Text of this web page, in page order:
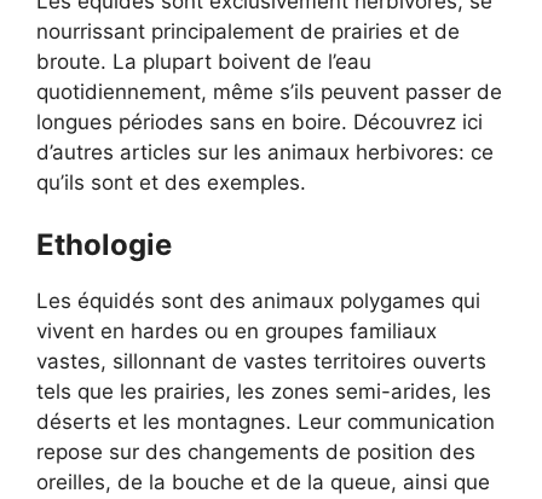
nourrissant principalement de prairies et de
broute. La plupart boivent de l’eau
quotidiennement, même s’ils peuvent passer de
longues périodes sans en boire. Découvrez ici
d’autres articles sur les animaux herbivores: ce
qu’ils sont et des exemples.
Ethologie
Les équidés sont des animaux polygames qui
vivent en hardes ou en groupes familiaux
vastes, sillonnant de vastes territoires ouverts
tels que les prairies, les zones semi-arides, les
déserts et les montagnes. Leur communication
repose sur des changements de position des
oreilles, de la bouche et de la queue, ainsi que